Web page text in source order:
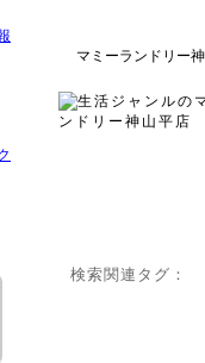
マミーランドリー
検索関連タグ：